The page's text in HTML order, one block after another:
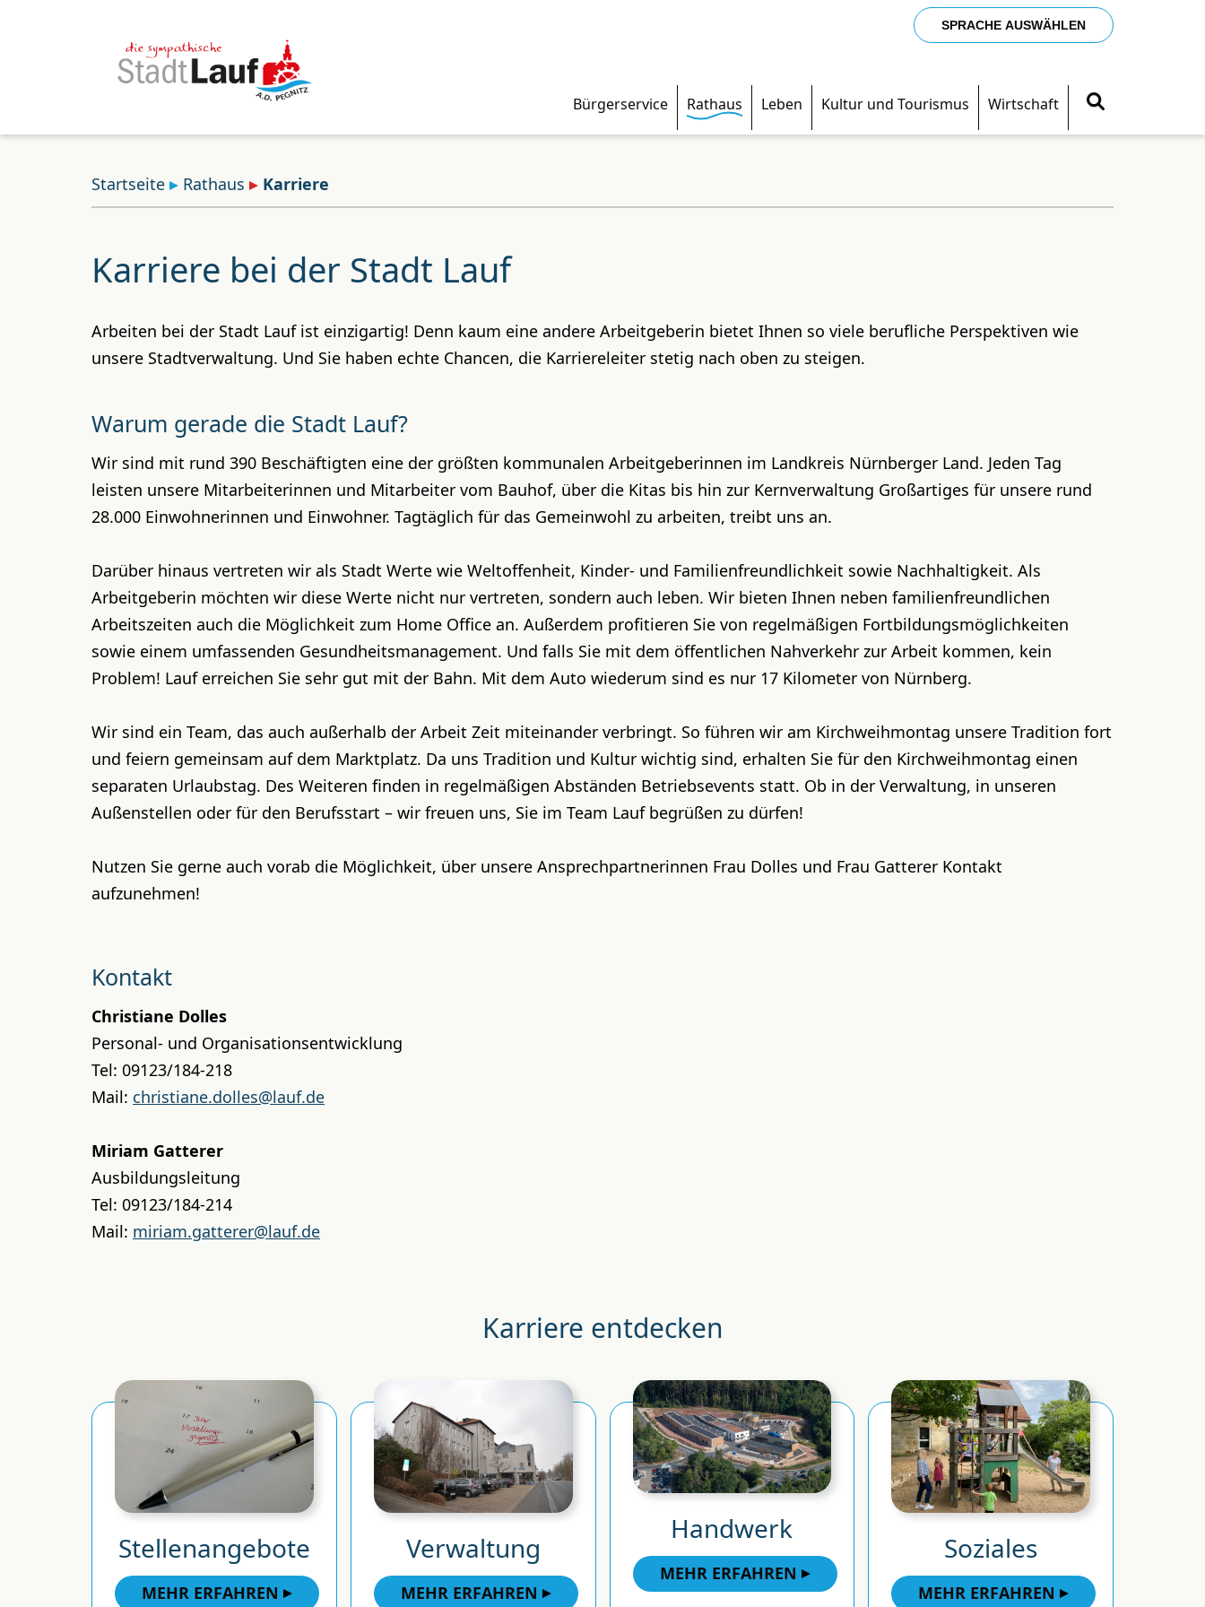
SPRACHE AUSWÄHLEN
Bürgerservice Rathaus Leben Kultur und Tourismus Wirtschaft
Startseite Rathaus Karriere
Karriere bei der Stadt Lauf
Arbeiten bei der Stadt Lauf ist einzigartig! Denn kaum eine andere Arbeitgeberin bietet Ihnen so viele berufliche Perspektiven wie
unsere Stadtverwaltung. Und Sie haben echte Chancen, die Karriereleiter stetig nach oben zu steigen.
Warum gerade die Stadt Lauf?
Wir sind mit rund 390 Beschäftigten eine der größten kommunalen Arbeitgeberinnen im Landkreis Nürnberger Land. Jeden Tag
leisten unsere Mitarbeiterinnen und Mitarbeiter vom Bauhof, über die Kitas bis hin zur Kernverwaltung Großartiges für unsere rund
28.000 Einwohnerinnen und Einwohner. Tagtäglich für das Gemeinwohl zu arbeiten, treibt uns an.
Darüber hinaus vertreten wir als Stadt Werte wie Weltoffenheit, Kinder- und Familienfreundlichkeit sowie Nachhaltigkeit. Als
Arbeitgeberin möchten wir diese Werte nicht nur vertreten, sondern auch leben. Wir bieten Ihnen neben familienfreundlichen
Arbeitszeiten auch die Möglichkeit zum Home Office an. Außerdem profitieren Sie von regelmäßigen Fortbildungsmöglichkeiten
sowie einem umfassenden Gesundheitsmanagement. Und falls Sie mit dem öffentlichen Nahverkehr zur Arbeit kommen, kein
Problem! Lauf erreichen Sie sehr gut mit der Bahn. Mit dem Auto wiederum sind es nur 17 Kilometer von Nürnberg.
Wir sind ein Team, das auch außerhalb der Arbeit Zeit miteinander verbringt. So führen wir am Kirchweihmontag unsere Tradition fort
und feiern gemeinsam auf dem Marktplatz. Da uns Tradition und Kultur wichtig sind, erhalten Sie für den Kirchweihmontag einen
separaten Urlaubstag. Des Weiteren finden in regelmäßigen Abständen Betriebsevents statt. Ob in der Verwaltung, in unseren
Außenstellen oder für den Berufsstart – wir freuen uns, Sie im Team Lauf begrüßen zu dürfen!
Nutzen Sie gerne auch vorab die Möglichkeit, über unsere Ansprechpartnerinnen Frau Dolles und Frau Gatterer Kontakt
aufzunehmen!
Kontakt
Christiane Dolles
Personal- und Organisationsentwicklung
Tel: 09123/184-218
Mail: christiane.dolles@lauf.de
Miriam Gatterer
Ausbildungsleitung
Tel: 09123/184-214
Mail: miriam.gatterer@lauf.de
Karriere entdecken
Stellenangebote
MEHR ERFAHREN
Verwaltung
MEHR ERFAHREN
Handwerk
MEHR ERFAHREN
Soziales
MEHR ERFAHREN